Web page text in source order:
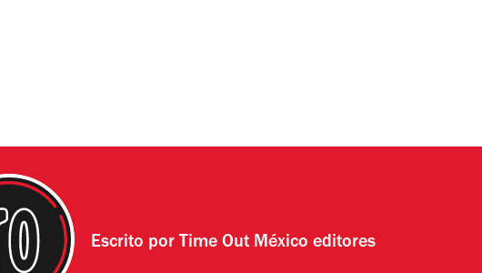
Escrito por Time Out México editores